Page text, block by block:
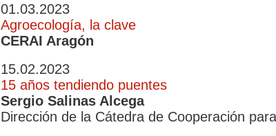
01.03.2023
Agroecología, la clave
CERAI Aragón
15.02.2023
15 años tendiendo puentes
Sergio Salinas Alcega
Dirección de la Cátedra de Cooperación